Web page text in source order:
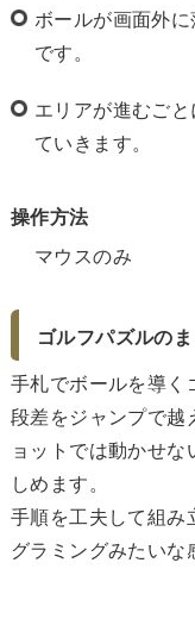
ボールが画面外
です。
エリアが進むご
ていきます。
操作方法
マウスのみ
ゴルフパズルの
手札でボールを導く
段差をジャンプで越
ョットでは動かせ
しめます。
手順を工夫して組み
グラミングみたいな